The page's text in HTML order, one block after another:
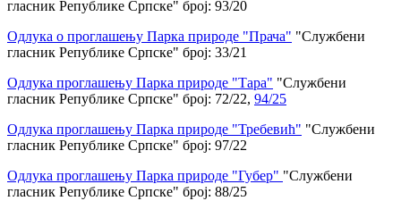
гласник Републике Српске" број: 93/20
Одлука о проглашењу Парка природе "Прача" "Службени
гласник Републике Српске" број: 33/21
Одлука проглашењу Парка природе "Тара" "Службени
гласник Републике Српске" број: 72/22, 94/25
Одлука проглашењу Парка природе "Требевић" "Службени
гласник Републике Српске" број: 97/22
Одлука проглашењу Парка природе "Губер" "Службени
гласник Републике Српске" број: 88/25